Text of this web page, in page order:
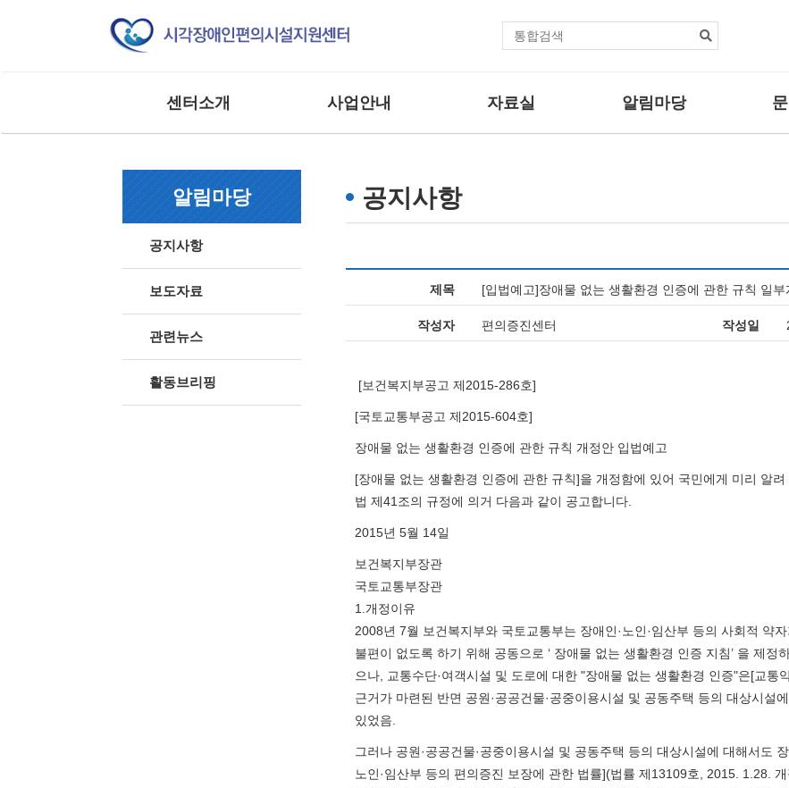
합
센터소개
조직도
연혁
사업 및 행사
사업안내
모니터링 사업
연구 및 제도개선사업
기타 외부 용역 사업
자료실 알림마당
알림마당
공지사항
보도자료
관련뉴스
활동브리핑
공지사항
제목 [입법예고]장애물 없는 생활환경 인증에 관한 규칙 일
작성자 편의증진센터 작성일
[보건복지부공고 제2015-286호]
[국토교통부공고 제2015-604호]
장애물 없는 생활환경 인증에 관한 규칙 개정안 입법예고
[장애물 없는 생활환경 인증에 관한 규칙]을 개정함에 있어 국민에게 미리 알
법 제41조의 규정에 의거 다음과 같이 공고합니다.
2015년 5월 14일
보건복지부장관
국토교통부장관
1.개정이유
2008년 7월 보건복지부와 국토교통부는 장애인·노인·임산부 등의 사회적 약
불편이 없도록 하기 위해 공동으로 ‘ 장애물 없는 생활환경 인증 지침’ 을 제정
으나, 교통수단·여객시설 및 도로에 대한 "장애물 없는 생활환경 인증"은[교
근거가 마련된 반면 공원·공공건물·공중이용시설 및 공동주택 등의 대상시설
있었음.
그러나 공원·공공건물·공중이용시설 및 공동주택 등의 대상시설에 대해서도
노인·임산부 등의 편의증진 보장에 관한 법률](법률 제13109호, 2015. 1.28.